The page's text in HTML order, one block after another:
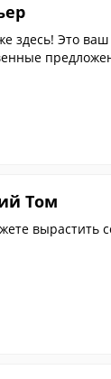
здесь! Это
Том
вырастить